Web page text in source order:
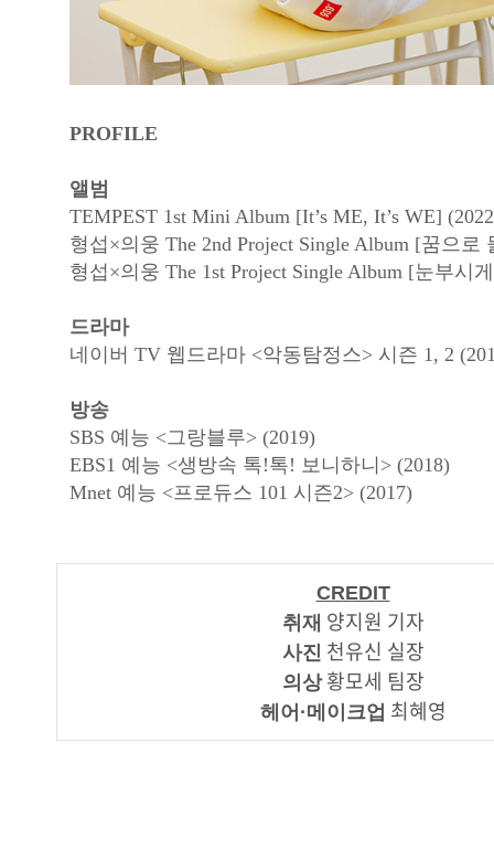
PROFILE
앨범
TEMPEST 1st Mini Album [It’s ME, It’s WE]
형섭×의웅 The 2nd Project Single Album [꿈으로
형섭×의웅 The 1st Project Single Album [눈부시
드라마
네이버 TV 웹드라마 <악동탐정스> 시즌 1, 2
방송
SBS 예능 <그랑블루> (2019)
EBS1 예능 <생방속 톡!톡! 보니하니> (2018)
Mnet 예능 <프로듀스 101 시즌2> (2017)
CREDIT
취재 양지원 기자
사진 천유신 실장
의상 황모세 팀장
헤어·메이크업 최혜영